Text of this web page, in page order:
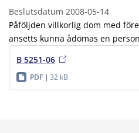
Beslutsdatum 2008-05-14
Påföljden villkorlig dom med
ansetts kunna ådömas en
B 5251-06
PDF 32 kB